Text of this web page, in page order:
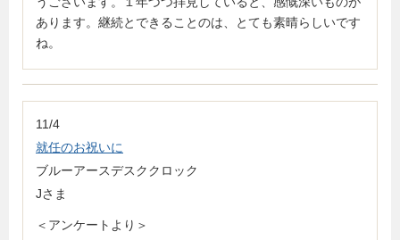
あります。継続とできることのは、とても素晴らしいです
ね。
11/4
就任のお祝いに
ブルーアースデスククロック
Jさま
＜アンケートより＞